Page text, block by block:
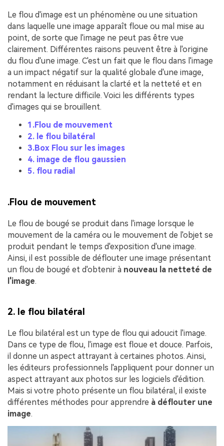
Le flou d'image est un phénomène ou une situation
dans laquelle une image apparaît floue ou mal mise au
point, de sorte que l'image ne peut pas être vue
clairement. Différentes raisons peuvent être à l'origine
du flou d'une image. C'est un fait que le flou dans l'image
a un impact négatif sur la qualité globale d'une image,
notamment en réduisant la clarté et la netteté et en
rendant la lecture difficile. Voici les différents types
d'images qui se brouillent.
1.Flou de mouvement
2. le flou bilatéral
3.Box Flou sur les images
4. image de flou gaussien
5. flou radial
.Flou de mouvement
Le flou de bougé se produit dans l'image lorsque le
mouvement de la caméra ou le mouvement de l'objet se
produit pendant le temps d'exposition d'une image.
Ainsi, il est possible de déflouter une image présentant
un flou de bougé et d'obtenir à nouveau la netteté de
l'image.
2. le flou bilatéral
Le flou bilatéral est un type de flou qui adoucit l'image.
Dans ce type de flou, l'image est floue et douce. Parfois,
il donne un aspect attrayant à certaines photos. Ainsi,
les éditeurs professionnels l'appliquent pour donner un
aspect attrayant aux photos sur les logiciels d'édition.
Mais si votre photo présente un flou bilatéral, il existe
différentes méthodes pour apprendre à déflouter une
image.